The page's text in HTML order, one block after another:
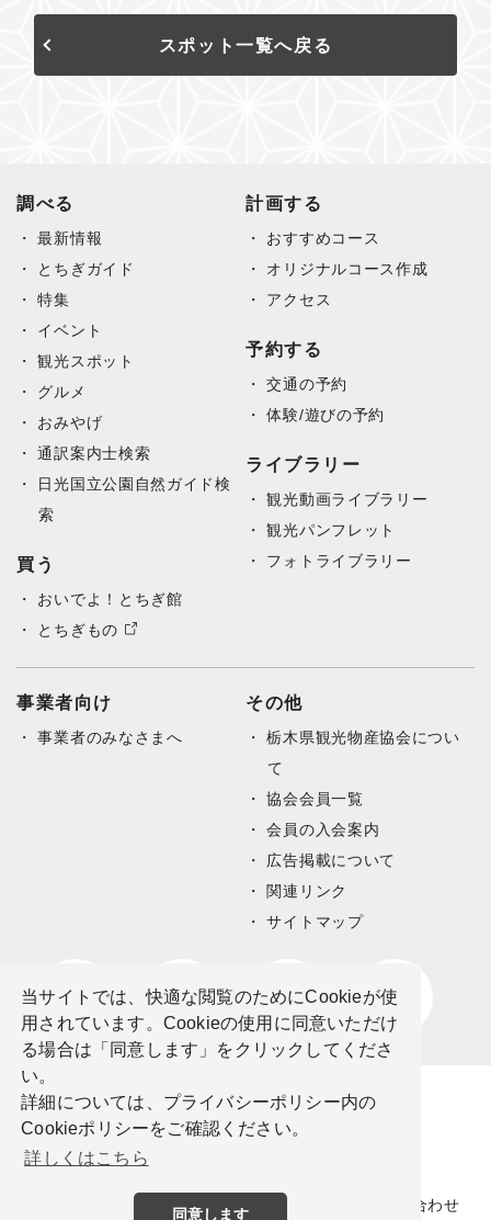
当サイトでは、快適な閲覧のためにCookieが使
用されています。Cookieの使用に同意いただけ
る場合は「同意します」をクリックしてくださ
い。
詳細については、プライバシーポリシー内の
Cookieポリシーをご確認ください。
詳しくはこちら
同意します
スポット一覧へ戻る
調べる
最新情報
とちぎガイド
特集
イベント
観光スポット
グルメ
おみやげ
通訳案内士検索
日光国立公園自然ガイド検
索
買う
おいでよ！とちぎ館
とちぎもの
計画する
おすすめコース
オリジナルコース作成
アクセス
予約する
交通の予約
体験/遊びの予約
ライブラリー
観光動画ライブラリー
観光パンフレット
フォトライブラリー
事業者向け
事業者のみなさまへ
その他
栃木県観光物産協会につい
て
協会会員一覧
会員の入会案内
広告掲載について
関連リンク
サイトマップ
プライバシーポリシー お問い合わせ